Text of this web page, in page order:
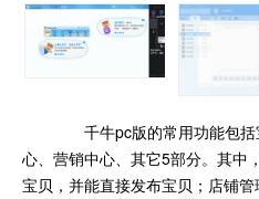
千牛pc版的常用功能包括
心、营销中心、其它5部分。其中
宝贝，并能直接发布宝贝；店铺管